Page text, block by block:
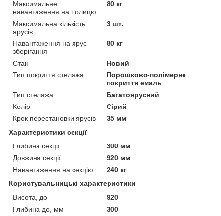
Максимальне
навантаження на полицю
80 кг
Максимальна кількість
ярусів
3 шт.
Навантаження на ярус
зберігання
80 кг
Стан
Новий
Тип покриття стелажа
Порошково-полімерне
покриття емаль
Тип стелажа
Багатоярусний
Колір
Сірий
Крок перестановки ярусів
35 мм
Характеристики секції
Глибина секції
300 мм
Довжина секції
920 мм
Навантаження на секцію
240 кг
Користувальницькі характеристики
Висота, до
920
Глибина до, мм
300